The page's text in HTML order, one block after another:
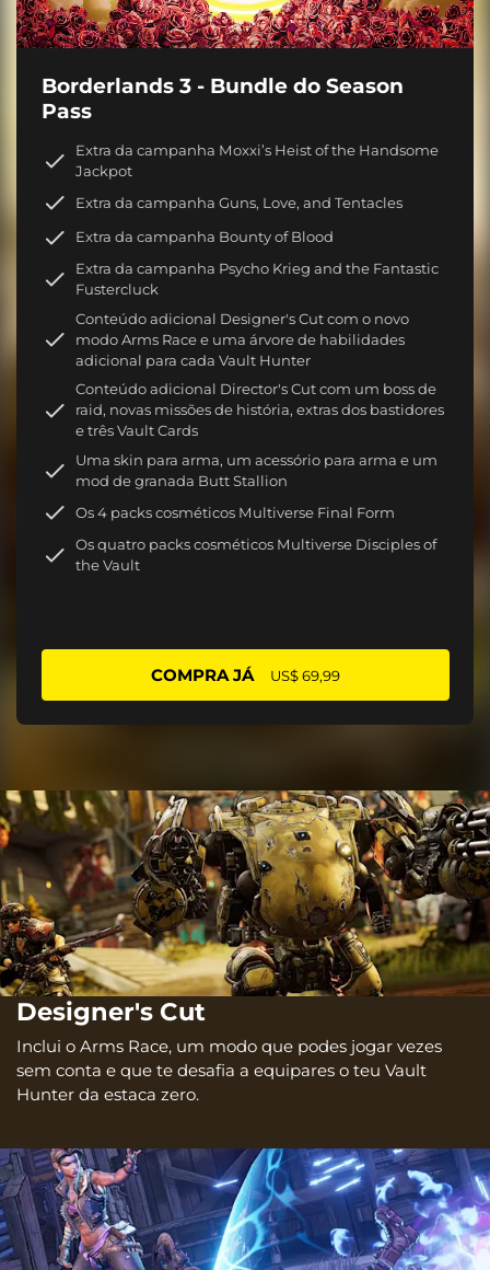
Borderlands 3 - Bundle do Season
Pass
Extra da campanha Moxxi’s Heist of the Handsome
Jackpot
Extra da campanha Guns, Love, and Tentacles
Extra da campanha Bounty of Blood
Extra da campanha Psycho Krieg and the Fantastic
Fustercluck
Conteúdo adicional Designer's Cut com o novo
modo Arms Race e uma árvore de habilidades
adicional para cada Vault Hunter
Conteúdo adicional Director's Cut com um boss de
raid, novas missões de história, extras dos bastidores
e três Vault Cards
Uma skin para arma, um acessório para arma e um
mod de granada Butt Stallion
Os 4 packs cosméticos Multiverse Final Form
Os quatro packs cosméticos Multiverse Disciples of
the Vault
COMPRA JÁ US$ 69,99
Designer's Cut
Inclui o Arms Race, um modo que podes jogar vezes
sem conta e que te desafia a equipares o teu Vault
Hunter da estaca zero.